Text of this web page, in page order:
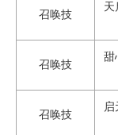
召唤技
天
召唤技
甜
召唤技
启